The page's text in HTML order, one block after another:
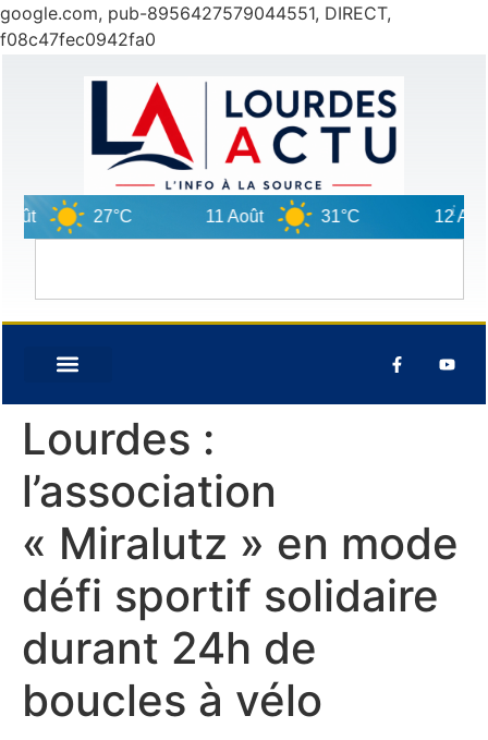
google.com, pub-8956427579044551, DIRECT,
f08c47fec0942fa0
27°C 11 Août 31°C 12 Août
Lourdes :
l’association
« Miralutz » en mode
défi sportif solidaire
durant 24h de
boucles à vélo